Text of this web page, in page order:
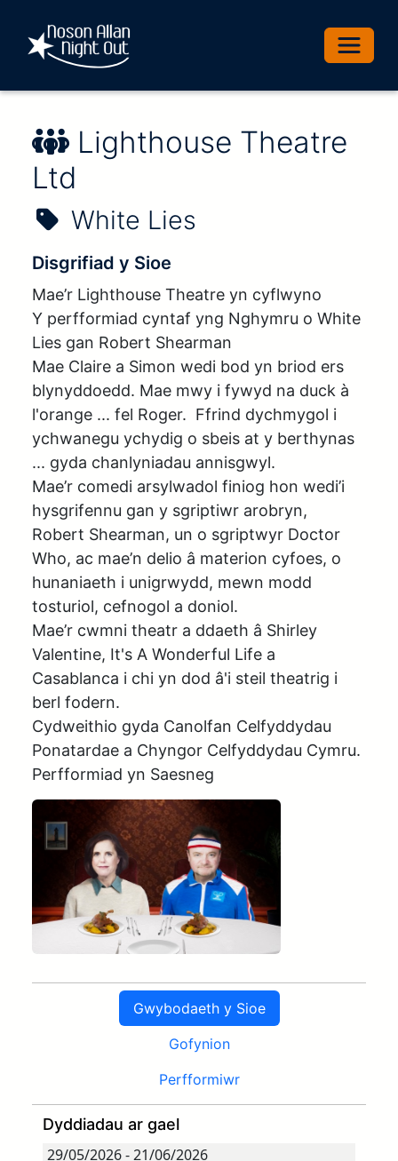
Enw'r Perfformiwr:
Lighthouse Theatre
Ltd
Enw'r Sioe:
White Lies
Disgrifiad y Sioe
Mae’r Lighthouse Theatre yn cyflwyno
Y perfformiad cyntaf yng Nghymru o White
Lies gan Robert Shearman
Mae Claire a Simon wedi bod yn briod ers
blynyddoedd. Mae mwy i fywyd na duck à
l'orange ... fel Roger.  Ffrind dychmygol i
ychwanegu ychydig o sbeis at y berthynas
... gyda chanlyniadau annisgwyl.
Mae’r comedi arsylwadol finiog hon wedi’i
hysgrifennu gan y sgriptiwr arobryn,
Robert Shearman, un o sgriptwyr Doctor
Who, ac mae’n delio â materion cyfoes, o
hunaniaeth i unigrwydd, mewn modd
tosturiol, cefnogol a doniol.
Mae’r cwmni theatr a ddaeth â Shirley
Valentine, It's A Wonderful Life a
Casablanca i chi yn dod â'i steil theatrig i
berl fodern.
Cydweithio gyda Canolfan Celfyddydau
Ponatardae a Chyngor Celfyddydau Cymru.
Perfformiad yn Saesneg
Gwybodaeth y Sioe
Gofynion
Perfformiwr
Dyddiadau ar gael